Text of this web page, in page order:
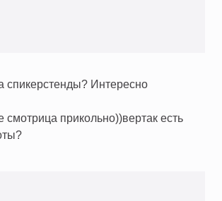
спикерстенды? Интересно
смотрица прикольно))вертак есть